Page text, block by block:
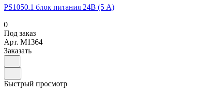
PS1050.1 блок питания 24В (5 А)
0
Под заказ
Арт. M1364
Заказать
Быстрый просмотр